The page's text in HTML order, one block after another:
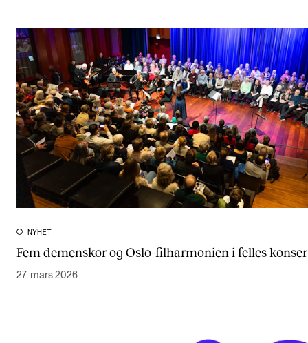
NYHET
Fem demenskor og Oslo-filharmonien i felles
27. mars 2026